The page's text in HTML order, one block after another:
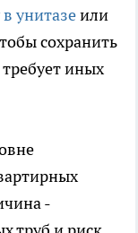
унитазеили
сохранить
иных
-